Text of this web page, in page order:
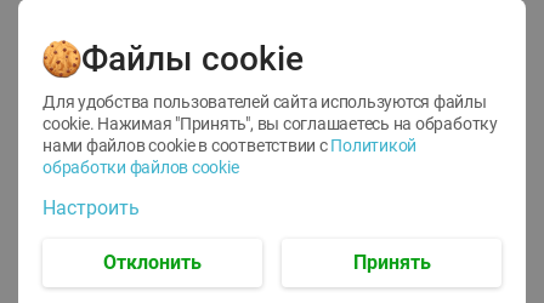
12
1.05 руб./
руб./шт
Корм влаж. для кош. с
ТОФУ Vegetus ТВЕРДЫЙ
Файлы cookie
Для удобства пользователей сайта используются файлы
cookie. Нажимая "Принять", вы соглашаетесь на обработку
нами файлов cookie в соответствии с Политикой
обработки файлов cookie
Настроить
Отклонить Принять